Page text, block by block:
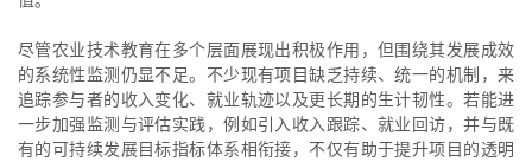
尽管农业技术教育在多个层面展现出积极作用，但围绕其发展成效
的系统性监测仍显不足。不少现有项目缺乏持续、统一的机制，来
追踪参与者的收入变化、就业轨迹以及更长期的生计韧性。若能进
一步加强监测与评估实践，例如引入收入跟踪、就业回访，并与既
有的可持续发展目标指标体系相衔接，不仅有助于提升项目的透明